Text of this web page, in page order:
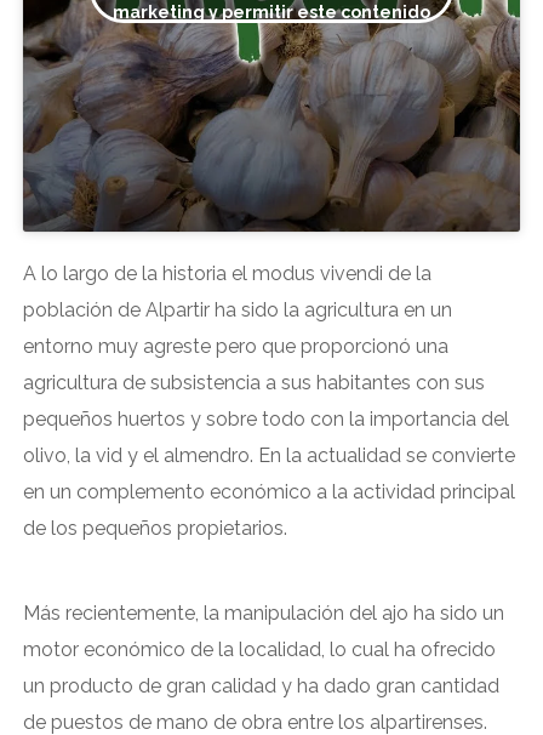
marketing y permitir este contenido
A lo largo de la historia el modus vivendi de la
población de Alpartir ha sido la agricultura en un
entorno muy agreste pero que proporcionó una
agricultura de subsistencia a sus habitantes con sus
pequeños huertos y sobre todo con la importancia del
olivo, la vid y el almendro. En la actualidad se convierte
en un complemento económico a la actividad principal
de los pequeños propietarios.
Más recientemente, la manipulación del ajo ha sido un
motor económico de la localidad, lo cual ha ofrecido
un producto de gran calidad y ha dado gran cantidad
de puestos de mano de obra entre los alpartirenses.